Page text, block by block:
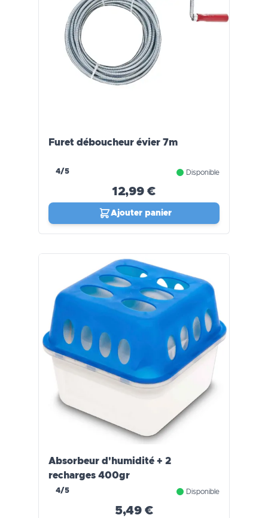
Furet déboucheur évier 7m
4/5 Disponible
12,99 €
Ajouter panier
Absorbeur d'humidité + 2
recharges 400gr
4/5 Disponible
5,49 €